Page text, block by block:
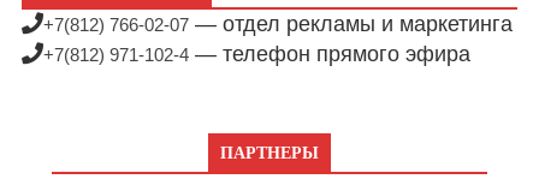
+7(812) 766-02-07 — отдел рекламы и маркетинга
+7(812) 971-102-4 — телефон прямого эфира
ПАРТНЕРЫ